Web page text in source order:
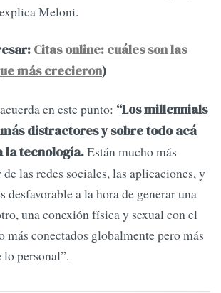
Meloni.
Citas online: cuáles son las
más crecieron)
en este punto: “Los millennials
distractores y sobre todo acá
la tecnología.Están mucho más
las redes sociales, las aplicaciones, y
desfavorable a la hora de generar una
una conexión física y sexual con el
más conectados globalmente pero más
lo personal”.